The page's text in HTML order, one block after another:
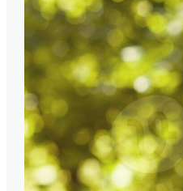
Vecteurs
Vidéos
Motion graphics
Images Éditoriales
Événements Éditoriaux